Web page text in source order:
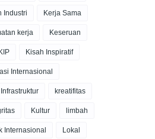
Industri Kerja Sama
kerja Keseruan
KIP Kisah Inspiratif
Internasional
kreatifitas
Kultur limbah
Internasional Lokal